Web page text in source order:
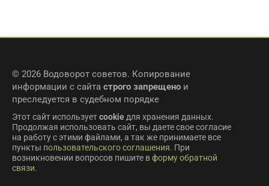
© 2026 Водоворот советов. Копирование
информации с сайта строго запрещено и
преследуется в судебном порядке
Этот сайт используетcookie для хранения данных.
Продолжая использовать сайт, вы даете свое согласие
на работу с этими файлами, а так же принимаете все
пункты пользовательского соглашения. При
возникновении вопросов пишите вформу обратной
связи.